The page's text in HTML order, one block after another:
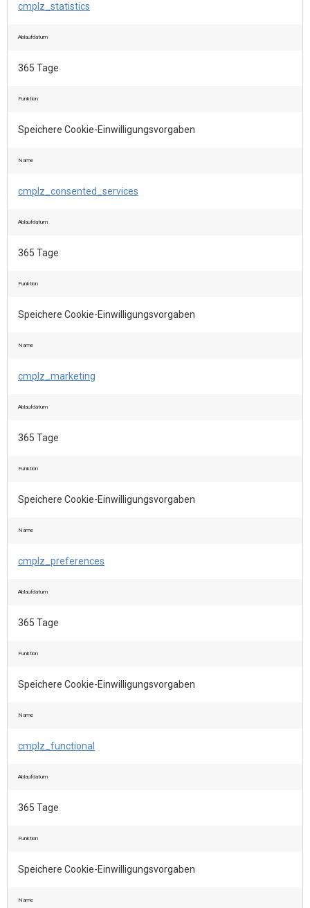
cmplz_statistics
Ablaufdatum
365 Tage
Funktion
Speichere Cookie-Einwilligungsvorgaben
Name
cmplz_consented_services
Ablaufdatum
365 Tage
Funktion
Speichere Cookie-Einwilligungsvorgaben
Name
cmplz_marketing
Ablaufdatum
365 Tage
Funktion
Speichere Cookie-Einwilligungsvorgaben
Name
cmplz_preferences
Ablaufdatum
365 Tage
Funktion
Speichere Cookie-Einwilligungsvorgaben
Name
cmplz_functional
Ablaufdatum
365 Tage
Funktion
Speichere Cookie-Einwilligungsvorgaben
Name